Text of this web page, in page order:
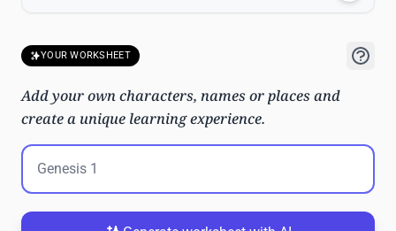
YOUR WORKSHEET
Add your own characters, names or places and
create a unique learning experience.